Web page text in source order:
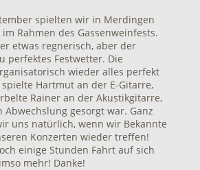
spielten wir in Merdingen
Rahmen des Gassenweinfests.
etwas regnerisch, aber der
perfektes Festwetter. Die
wieder alles perfekt
Hartmut an der E-Gitarre,
Rainer an der Akustikgitarre,
gesorgt war. Ganz
uns natürlich, wenn wir Bekannte
Konzerten wieder treffen!
einige Stunden Fahrt auf sich
mehr! Danke!